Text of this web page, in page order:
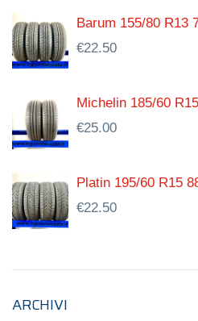
Barum 155/80 R13
€22.50
Michelin 185/60
€25.00
Platin 195/60 R15
€22.50
ARCHIVI